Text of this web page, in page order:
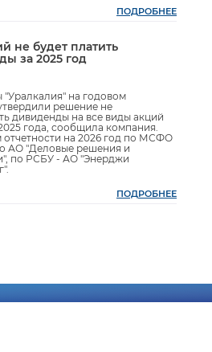
ПОДРОБНЕЕ
не будет платить
за 2025 год
на годовом
решение не
дивиденды на все виды акций
года, сообщила компания.
отчетности на 2026 год по МСФО
АО "Деловые решения и
по РСБУ - АО "Энерджи
ПОДРОБНЕЕ